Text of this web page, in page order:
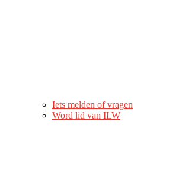
Iets melden of vragen
Word lid van ILW